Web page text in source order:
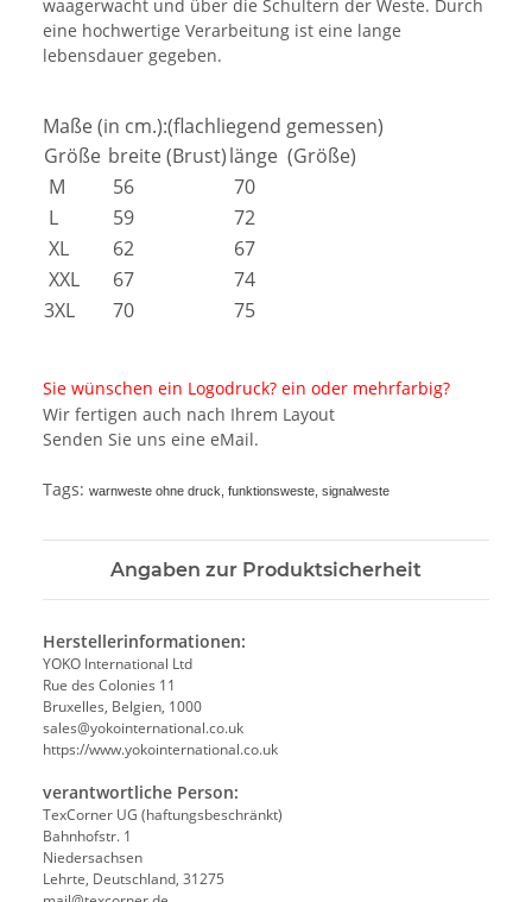
waagerwacht und über die Schultern der Weste. Durch
eine hochwertige Verarbeitung ist eine lange
lebensdauer gegeben.
Maße (in cm.):(flachliegend gemessen)
Größe breite (Brust)länge (Größe)
M
56
70
L
59
72
XL
62
67
XXL
67
74
3XL
70 75
Sie wünschen ein Logodruck? ein oder mehrfarbig?
Wir fertigen auch nach Ihrem Layout
Senden Sie uns eine eMail.
Tags: warnweste ohne druck, funktionsweste, signalweste
Angaben zur Produktsicherheit
Herstellerinformationen:
YOKO International Ltd
Rue des Colonies 11
Bruxelles, Belgien, 1000
sales@yokointernational.co.uk
https://www.yokointernational.co.uk
verantwortliche Person:
TexCorner UG (haftungsbeschränkt)
Bahnhofstr. 1
Niedersachsen
Lehrte, Deutschland, 31275